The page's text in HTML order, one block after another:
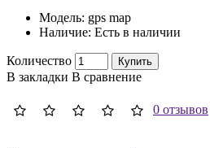
Модель: gps map
Наличие: Есть в наличии
Количество Купить
В закладки В сравнение
0 отзывов